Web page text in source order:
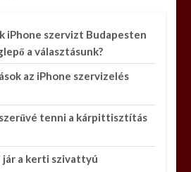
iPhone szervizt Budapesten
a választásunk?
az iPhone szervizelés
tenni a kárpittisztítás
a kerti szivattyú